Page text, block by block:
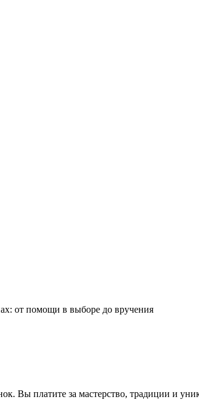
от помощи в выборе до вручения
Вы платите за мастерство, традиции и